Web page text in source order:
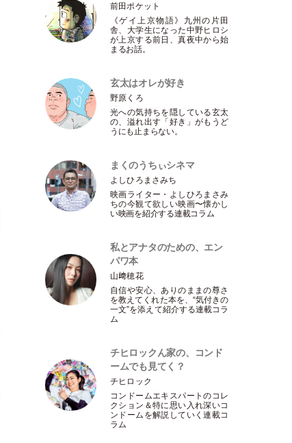
前田ポケット
《ゲイ上京物語》九州の片田
舎、大学生になった中野ヒロシ
が上京する前日、真夜中から始
まるお話。
玄太はオレが好き
野原くろ
光への気持ちを隠している玄太
の、溢れ出す 「好き 」がもうど
うにも止まらない。
まくのうちぃシネマ
よしひろまさみち
映画ライター ・ よしひろまさみ
ちの今観て欲しい映画〜懐かし
い映画を紹介する連載コラム
私とアナタのための、エン
パワ本
山﨑穂花
自信や安心、ありのままの尊さ
を教えてくれた本を、“気付きの
一文”を添えて紹介する連載コラ
ム
チヒロックん家の、コンド
ームでも見てく？
チヒロック
コンドームエキスパートのコレ
クション＆特に思い入れ深いコ
ンドームを解説していく連載コ
ラム